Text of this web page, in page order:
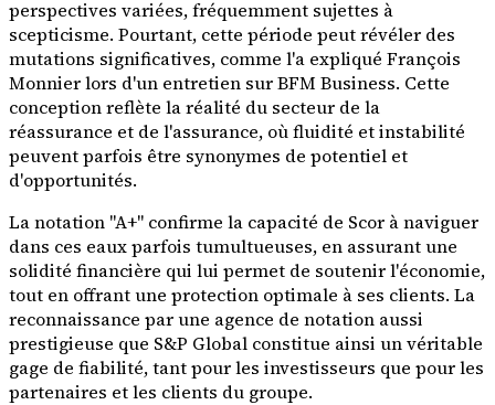
perspectives variées, fréquemment sujettes à
scepticisme. Pourtant, cette période peut révéler des
mutations significatives, comme l'a expliqué François
Monnier lors d'un entretien sur BFM Business. Cette
conception reflète la réalité du secteur de la
réassurance et de l'assurance, où fluidité et instabilité
peuvent parfois être synonymes de potentiel et
d'opportunités.
La notation "A+" confirme la capacité de Scor à naviguer
dans ces eaux parfois tumultueuses, en assurant une
solidité financière qui lui permet de soutenir l'économie,
tout en offrant une protection optimale à ses clients. La
reconnaissance par une agence de notation aussi
prestigieuse que S&P Global constitue ainsi un véritable
gage de fiabilité, tant pour les investisseurs que pour les
partenaires et les clients du groupe.